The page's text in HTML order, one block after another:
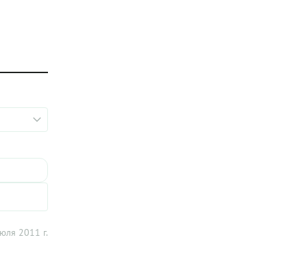
2011 г.